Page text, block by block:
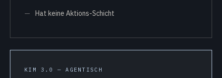
Hat keine Aktions-Schicht
KIM 3.0 — AGENTISCH